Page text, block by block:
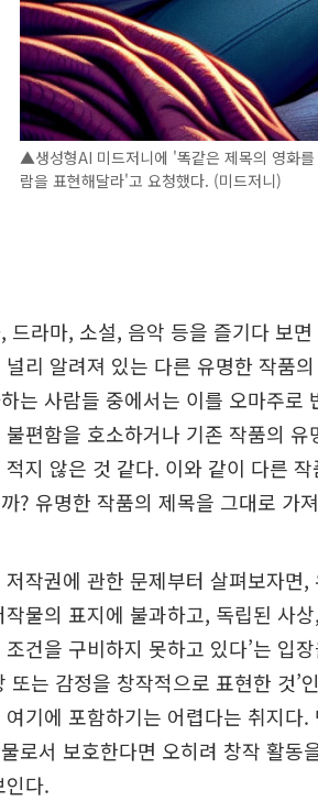
▲생성형AI 미드저니에 '똑같은 제목의 영화
람을 표현해달라'고 요청했다. (미드저니)
드라마, 소설, 음악 등을 즐기다 보
널리 알려져 있는 다른 유명한 작품
는 사람들 중에서는 이를 오마주로
불편함을 호소하거나 기존 작품의
적지 않은 것 같다. 이와 같이 다른
? 유명한 작품의 제목을 그대로 가
저작권에 관한 문제부터 살펴보자면
작물의 표지에 불과하고, 독립된 사
조건을 구비하지 못하고 있다’는 입
또는 감정을 창작적으로 표현한 것
여기에 포함하기는 어렵다는 취지다
로서 보호한다면 오히려 창작 활동
인다.